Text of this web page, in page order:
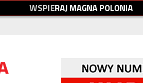
WSPIERAJMAGNAPOLONIA